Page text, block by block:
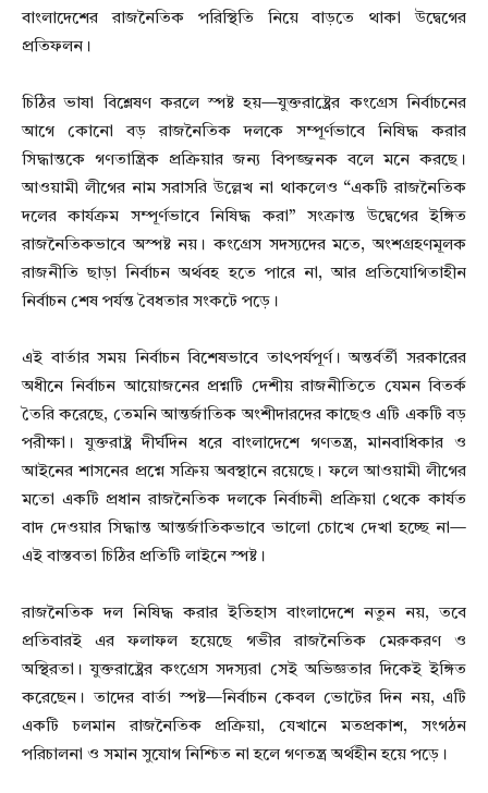
বাংলাদেশের রাজনৈতিক পরিস্থিতি নিয়ে বাড়তে থাকা উদ্বেগের
প্রতিফলন।
চিঠির ভাষা বিশ্লেষণ করলে স্পষ্ট হয়—যুক্তরাষ্ট্রের কংগ্রেস নির্বাচনের
আগে কোনো বড় রাজনৈতিক দলকে সম্পূর্ণভাবে নিষিদ্ধ করার
সিদ্ধান্তকে গণতান্ত্রিক প্রক্রিয়ার জন্য বিপজ্জনক বলে মনে করছে।
আওয়ামী লীগের নাম সরাসরি উল্লেখ না থাকলেও “একটি রাজনৈতিক
দলের কার্যক্রম সম্পূর্ণভাবে নিষিদ্ধ করা” সংক্রান্ত উদ্বেগের ইঙ্গিত
রাজনৈতিকভাবে অস্পষ্ট নয়। কংগ্রেস সদস্যদের মতে, অংশগ্রহণমূলক
রাজনীতি ছাড়া নির্বাচন অর্থবহ হতে পারে না, আর প্রতিযোগিতাহীন
নির্বাচন শেষ পর্যন্ত বৈধতার সংকটে পড়ে।
এই বার্তার সময় নির্বাচন বিশেষভাবে তাৎপর্যপূর্ণ। অন্তর্বর্তী সরকারের
অধীনে নির্বাচন আয়োজনের প্রশ্নটি দেশীয় রাজনীতিতে যেমন বিতর্ক
তৈরি করেছে, তেমনি আন্তর্জাতিক অংশীদারদের কাছেও এটি একটি বড়
পরীক্ষা। যুক্তরাষ্ট্র দীর্ঘদিন ধরে বাংলাদেশে গণতন্ত্র, মানবাধিকার ও
আইনের শাসনের প্রশ্নে সক্রিয় অবস্থানে রয়েছে। ফলে আওয়ামী লীগের
মতো একটি প্রধান রাজনৈতিক দলকে নির্বাচনী প্রক্রিয়া থেকে কার্যত
বাদ দেওয়ার সিদ্ধান্ত আন্তর্জাতিকভাবে ভালো চোখে দেখা হচ্ছে না—
এই বাস্তবতা চিঠির প্রতিটি লাইনে স্পষ্ট।
রাজনৈতিক দল নিষিদ্ধ করার ইতিহাস বাংলাদেশে নতুন নয়, তবে
প্রতিবারই এর ফলাফল হয়েছে গভীর রাজনৈতিক মেরুকরণ ও
অস্থিরতা। যুক্তরাষ্ট্রের কংগ্রেস সদস্যরা সেই অভিজ্ঞতার দিকেই ইঙ্গিত
করেছেন। তাদের বার্তা স্পষ্ট—নির্বাচন কেবল ভোটের দিন নয়, এটি
একটি চলমান রাজনৈতিক প্রক্রিয়া, যেখানে মতপ্রকাশ, সংগঠন
পরিচালনা ও সমান সুযোগ নিশ্চিত না হলে গণতন্ত্র অর্থহীন হয়ে পড়ে।